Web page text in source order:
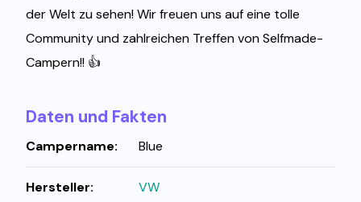
der Welt zu sehen! Wir freuen uns auf eine tolle
Community und zahlreichen Treffen von Selfmade-
Campern!! 👍
Daten und Fakten
Campername: Blue
Hersteller: VW